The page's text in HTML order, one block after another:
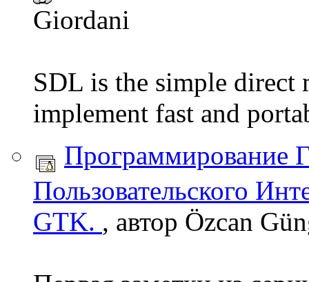
Giordani
SDL is the simple direct
implement fast and
Программирование
Пользовательского
GTK. , автор Özcan